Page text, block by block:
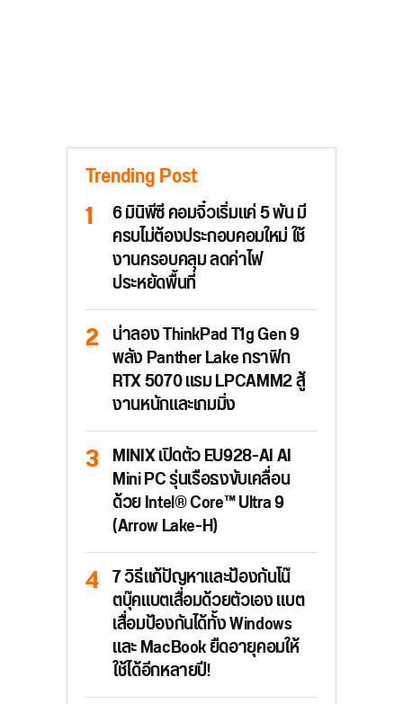
Trending Post
6 มินิพีซี คอมจิ๋วเริ่มแค่ 5 พัน มี
ครบไม่ต้องประกอบคอมใหม่ ใช้
งานครอบคลุม ลดค่าไฟ
ประหยัดพื้นที่
น่าลอง ThinkPad T1g Gen 9
พลัง Panther Lake กราฟิก
RTX 5070 แรม LPCAMM2 สู้
งานหนักและเกมมิ่ง
MINIX เปิดตัว EU928-AI AI
Mini PC รุ่นเรือธงขับเคลื่อน
ด้วย Intel® Core™ Ultra 9
(Arrow Lake-H)
7 วิธีแก้ปัญหาและป้องกันโน๊
ตบุ๊คแบตเสื่อมด้วยตัวเอง แบต
เสื่อมป้องกันได้ทั้ง Windows
และ MacBook ยืดอายุคอมให้
ใช้ได้อีกหลายปี!